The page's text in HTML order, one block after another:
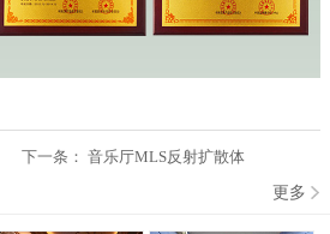
下一条： 音乐厅MLS反射扩散体
更多